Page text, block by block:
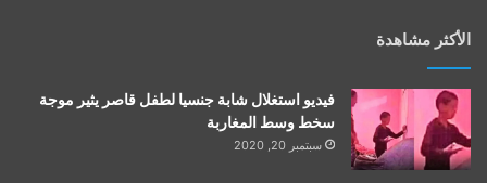
الأكثر مشاهدة
فيديو استغلال شابة جنسيا لطفل قاصر يثير موجة
سخط وسط المغاربة
سبتمبر 20, 2020